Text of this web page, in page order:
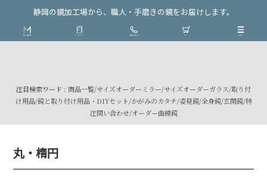
静岡の鏡加工場から、職人・手磨きの鏡をお届けします。
注目検索ワード : 商品一覧/サイズオーダーミラー/サイズオーダーガラス/取り付
け用品/鏡と取り付け用品・DIYセット/かがみのカタチ/姿見鏡/全身鏡/玄関鏡/特
注問い合わせ/オーダー曲線鏡
丸・楕円